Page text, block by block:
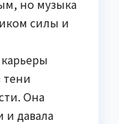
но музыка
силы и
тени
Она
и давала